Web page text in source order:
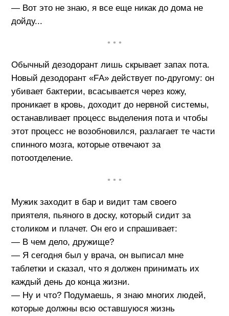
— Вот это не знаю, я все еще никак до дома не
дойду...
• • •
Обычный дезодорант лишь скрывает запах пота.
Новый дезодорант «FА» действует по-другому: он
убивает бактерии, всасывается через кожу,
проникает в кровь, доходит до нервной системы,
останавливает процесс выделения пота и чтобы
этот процесс не возобновился, разлагает те части
спинного мозга, которые отвечают за
потоотделение.
• • •
Мужик заходит в бар и видит там своего
приятеля, пьяного в доску, который сидит за
столиком и плачет. Он его и спрашивает:
— В чем дело, дружище?
— Я сегодня был у врача, он выписал мне
таблетки и сказал, что я должен принимать их
каждый день до конца жизни.
— Ну и что? Подумаешь, я знаю многих людей,
которые должны всю оставшуюся жизнь